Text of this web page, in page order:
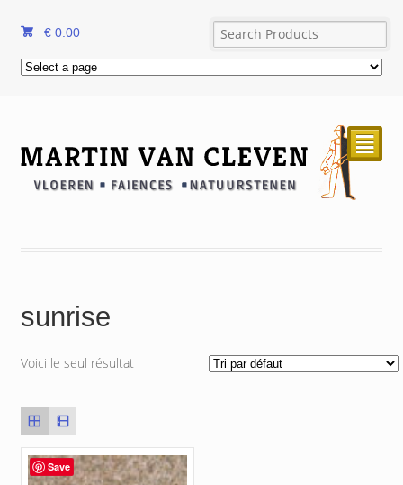
€ 0.00
²
sunrise
Voici le seul résultat
Save